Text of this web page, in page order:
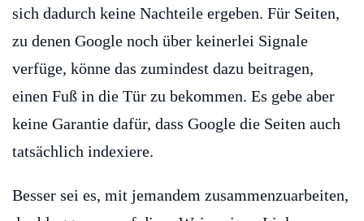
sich dadurch keine Nachteile ergeben. Für Seiten,
zu denen Google noch über keinerlei Signale
verfüge, könne das zumindest dazu beitragen,
einen Fuß in die Tür zu bekommen. Es gebe aber
keine Garantie dafür, dass Google die Seiten auch
tatsächlich indexiere.
Besser sei es, mit jemandem zusammenzuarbeiten,